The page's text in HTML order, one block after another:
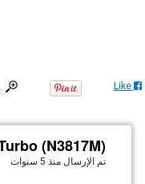
Like
(N3817M)
تم الإرسال منذ 5 سنوات